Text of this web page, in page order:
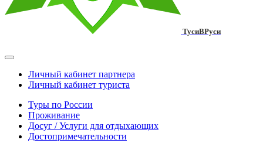
ТусиВРуси
Личный кабинет партнера
Личный кабинет туриста
Туры по России
Проживание
Досуг / Услуги для отдыхающих
Достопримечательности